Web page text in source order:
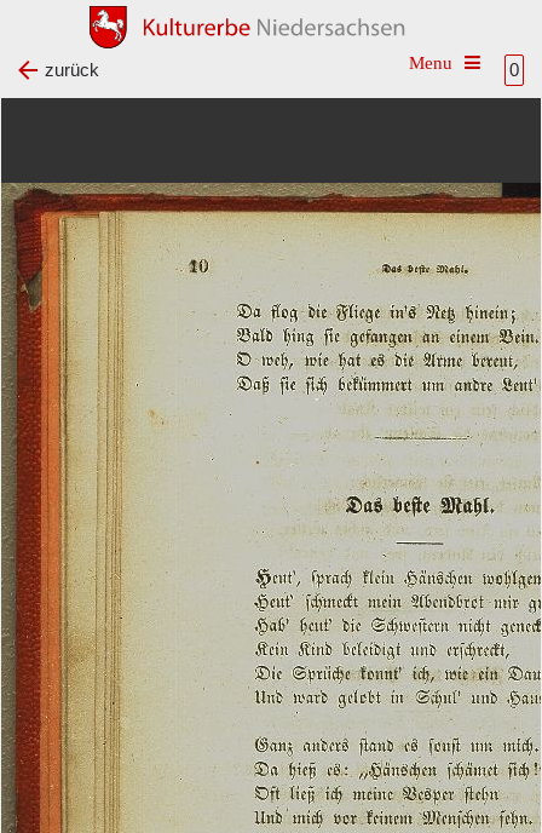
0
Toggle
zurück